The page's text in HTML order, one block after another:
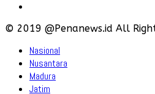
© 2019 @Penanews.id All
Nasional
Nusantara
Madura
Jatim